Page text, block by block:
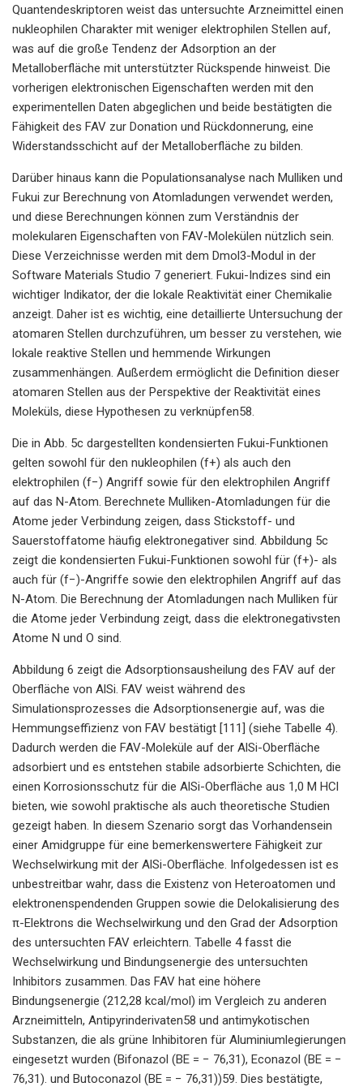
Quantendeskriptoren weist das untersuchte Arzneimittel einen
nukleophilen Charakter mit weniger elektrophilen Stellen auf,
was auf die große Tendenz der Adsorption an der
Metalloberfläche mit unterstützter Rückspende hinweist. Die
vorherigen elektronischen Eigenschaften werden mit den
experimentellen Daten abgeglichen und beide bestätigten die
Fähigkeit des FAV zur Donation und Rückdonnerung, eine
Widerstandsschicht auf der Metalloberfläche zu bilden.
Darüber hinaus kann die Populationsanalyse nach Mulliken und
Fukui zur Berechnung von Atomladungen verwendet werden,
und diese Berechnungen können zum Verständnis der
molekularen Eigenschaften von FAV-Molekülen nützlich sein.
Diese Verzeichnisse werden mit dem Dmol3-Modul in der
Software Materials Studio 7 generiert. Fukui-Indizes sind ein
wichtiger Indikator, der die lokale Reaktivität einer Chemikalie
anzeigt. Daher ist es wichtig, eine detaillierte Untersuchung der
atomaren Stellen durchzuführen, um besser zu verstehen, wie
lokale reaktive Stellen und hemmende Wirkungen
zusammenhängen. Außerdem ermöglicht die Definition dieser
atomaren Stellen aus der Perspektive der Reaktivität eines
Moleküls, diese Hypothesen zu verknüpfen58.
Die in Abb. 5c dargestellten kondensierten Fukui-Funktionen
gelten sowohl für den nukleophilen (f+) als auch den
elektrophilen (f−) Angriff sowie für den elektrophilen Angriff
auf das N-Atom. Berechnete Mulliken-Atomladungen für die
Atome jeder Verbindung zeigen, dass Stickstoff- und
Sauerstoffatome häufig elektronegativer sind. Abbildung 5c ​​
zeigt die kondensierten Fukui-Funktionen sowohl für (f+)- als
auch für (f−)-Angriffe sowie den elektrophilen Angriff auf das
N-Atom. Die Berechnung der Atomladungen nach Mulliken für
die Atome jeder Verbindung zeigt, dass die elektronegativsten
Atome N und O sind.
Abbildung 6 zeigt die Adsorptionsausheilung des FAV auf der
Oberfläche von AlSi. FAV weist während des
Simulationsprozesses die Adsorptionsenergie auf, was die
Hemmungseffizienz von FAV bestätigt [111] (siehe Tabelle 4).
Dadurch werden die FAV-Moleküle auf der AlSi-Oberfläche
adsorbiert und es entstehen stabile adsorbierte Schichten, die
einen Korrosionsschutz für die AlSi-Oberfläche aus 1,0 M HCl
bieten, wie sowohl praktische als auch theoretische Studien
gezeigt haben. In diesem Szenario sorgt das Vorhandensein
einer Amidgruppe für eine bemerkenswertere Fähigkeit zur
Wechselwirkung mit der AlSi-Oberfläche. Infolgedessen ist es
unbestreitbar wahr, dass die Existenz von Heteroatomen und
elektronenspendenden Gruppen sowie die Delokalisierung des
π-Elektrons die Wechselwirkung und den Grad der Adsorption
des untersuchten FAV erleichtern. Tabelle 4 fasst die
Wechselwirkung und Bindungsenergie des untersuchten
Inhibitors zusammen. Das FAV hat eine höhere
Bindungsenergie (212,28 kcal/mol) im Vergleich zu anderen
Arzneimitteln, Antipyrinderivaten58 und antimykotischen
Substanzen, die als grüne Inhibitoren für Aluminiumlegierungen
eingesetzt wurden (Bifonazol (BE = − 76,31), Econazol (BE = −
76,31). und Butoconazol (BE = − 76,31))59. Dies bestätigte,